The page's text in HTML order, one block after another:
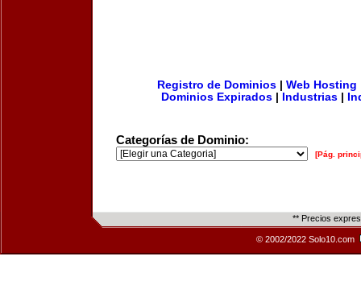
Registro de Dominios| Web Hosting
Dominios Expirados
Industrias
Categorías de Dominio:
[Pág.
** Precios
© 2002/2022 Solo10.com